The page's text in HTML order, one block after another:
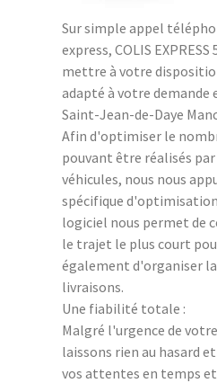
Sur simple appel
express, COLIS
mettre à votre
adapté à votre demande
Saint-Jean-de-Daye
Afin d'optimiser le
pouvant être réalisés
véhicules, nous nous
spécifique d'optimisation
logiciel nous permet de
le trajet le plus court
également d'organiser la
livraisons.
Une fiabilité totale :
Malgré l'urgence de
laissons rien au hasard
vos attentes en temps et